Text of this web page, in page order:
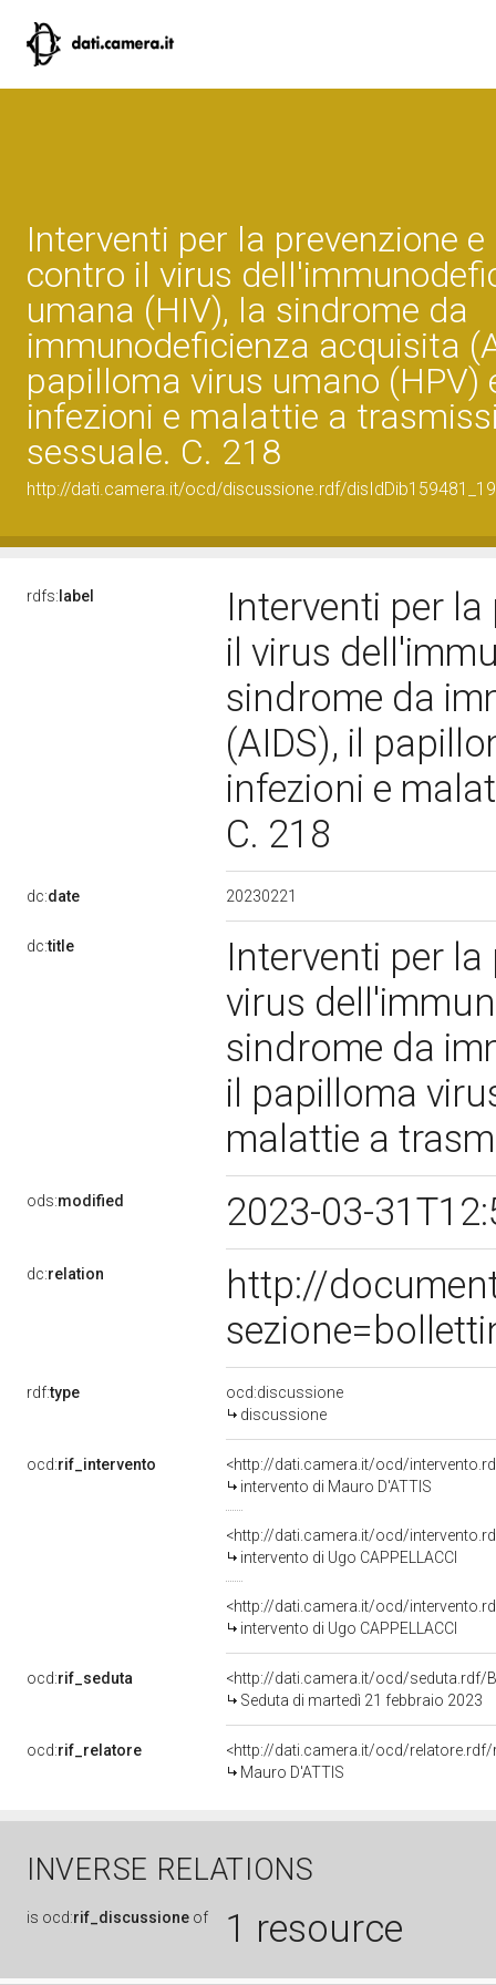
Interventi per la prevenzione
contro il virus
umana (HIV), la sindrome da
immunodeficienza acquisita
papilloma virus umano (HPV)
infezioni e malattie a
sessuale. C. 218
http://dati.camera.it/ocd/discussione.rdf/disIdDib159481_19
rdfs: label
Interventi per
il virus
sindrome da
(AIDS), il
infezioni e
C. 218
dc:date 20230221
dc:title
Interventi per
virus
sindrome da
il papilloma
malattie a
ods:modified 2023-03-
dc:relation
http://
rdf:type
ocd:discussione
discussione
ocd:rif_intervento
<http://dati.camera.it/ocd/
intervento di Mauro D'ATTIS
<http://dati.camera.it/ocd/
intervento di Ugo CAPPELLACCI
<http://dati.camera.it/ocd/
intervento di Ugo CAPPELLACCI
ocd:rif_seduta
<http://dati.camera.it/ocd/seduta.rdf/
Seduta di martedì 21 febbraio 2023
ocd:rif_relatore
<http://dati.camera.it/ocd/relatore.rdf/
Mauro D'ATTIS
INVERSE RELATIONS
is ocd:rif_discussione of 1 resource